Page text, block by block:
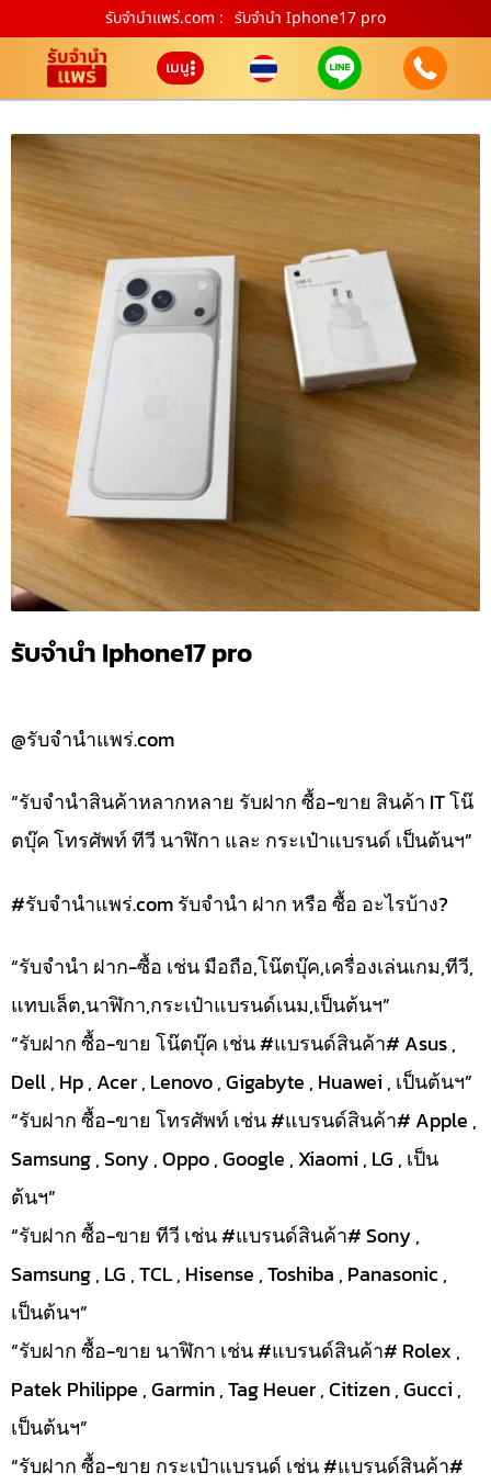
รับจํานําแพร่.com : รับจำนำ Iphone17 pro
เมนู
รับจำนำ Iphone17 pro
@รับจำนำแพร่.com
“รับจำนำสินค้าหลากหลาย รับฝาก ซื้อ-ขาย สินค้า IT โน๊
ตบุ๊ค โทรศัพท์ ทีวี นาฬิกา และ กระเป๋าแบรนด์ เป็นต้นฯ”
#รับจํานําแพร่.com รับจำนำ ฝาก หรือ ซื้อ อะไรบ้าง?
“รับจำนำ ฝาก-ซื้อ เช่น มือถือ,โน๊ตบุ๊ค,เครื่องเล่นเกม,ทีวี,
แทบเล็ต,นาฬิกา,กระเป๋าแบรนด์เนม,เป็นต้นฯ”
“รับฝาก ซื้อ-ขาย โน๊ตบุ๊ค เช่น #แบรนด์สินค้า# Asus ,
Dell , Hp , Acer , Lenovo , Gigabyte , Huawei , เป็นต้นฯ”
“รับฝาก ซื้อ-ขาย โทรศัพท์ เช่น #แบรนด์สินค้า# Apple ,
Samsung , Sony , Oppo , Google , Xiaomi , LG , เป็น
ต้นฯ”
“รับฝาก ซื้อ-ขาย ทีวี เช่น #แบรนด์สินค้า# Sony ,
Samsung , LG , TCL , Hisense , Toshiba , Panasonic ,
เป็นต้นฯ”
“รับฝาก ซื้อ-ขาย นาฬิกา เช่น #แบรนด์สินค้า# Rolex ,
Patek Philippe , Garmin , Tag Heuer , Citizen , Gucci ,
เป็นต้นฯ”
“รับฝาก ซื้อ-ขาย กระเป๋าแบรนด์ เช่น #แบรนด์สินค้า#